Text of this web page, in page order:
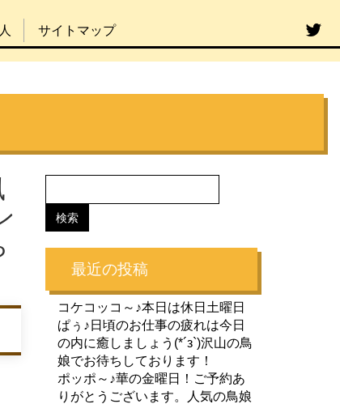
サイトマップ
最近の投稿
コケコッコ～♪本日は休日土曜日
ぱぅ♪日頃のお仕事の疲れは今日
の内に癒しましょう(*´з`)沢山の鳥
娘でお待ちしております！
ポッポ～♪華の金曜日！ご予約あ
りがとうございます。人気の鳥娘